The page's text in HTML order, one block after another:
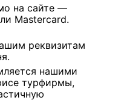
на сайте —
Mastercard.
реквизитам
нашими
турфирмы,